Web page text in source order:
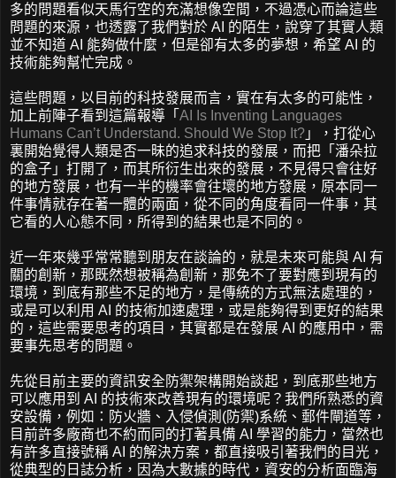
多的問題看似天馬行空的充滿想像空間，不過憑心而論這些
問題的來源，也透露了我們對於 AI 的陌生，說穿了其實人類
並不知道 AI 能夠做什麼，但是卻有太多的夢想，希望 AI 的
技術能夠幫忙完成。
這些問題，以目前的科技發展而言，實在有太多的可能性，
加上前陣子看到這篇報導「 AI Is Inventing Languages
Humans Can’t Understand. Should We Stop It? 」，打從心
裏開始覺得人類是否一昧的追求科技的發展，而把「潘朵拉
的盒子」打開了，而其所衍生出來的發展，不見得只會往好
的地方發展，也有一半的機率會往壞的地方發展，原本同一
件事情就存在著一體的兩面，從不同的角度看同一件事，其
它看的人心態不同，所得到的結果也是不同的。
近一年來幾乎常常聽到朋友在談論的，就是未來可能與 AI 有
關的創新，那既然想被稱為創新，那免不了要對應到現有的
環境，到底有那些不足的地方，是傳統的方式無法處理的，
或是可以利用 AI 的技術加速處理，或是能夠得到更好的結果
的，這些需要思考的項目，其實都是在發展 AI 的應用中，需
要事先思考的問題。
先從目前主要的資訊安全防禦架構開始談起，到底那些地方
可以應用到 AI 的技術來改善現有的環境呢？我們所熟悉的資
安設備，例如：防火牆、入侵偵測(防禦)系統、郵件閘道等，
目前許多廠商也不約而同的打著具備 AI 學習的能力，當然也
有許多直接號稱 AI 的解決方案，都直接吸引著我們的目光，
從典型的日誌分析，因為大數據的時代，資安的分析面臨海